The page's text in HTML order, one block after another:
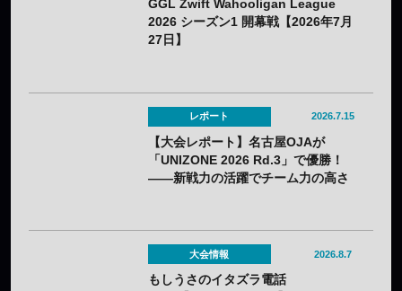
GGL Zwift Wahooligan League
2026 シーズン1 開幕戦【2026年7月
27日】
レポート 2026.7.15
【大会レポート】名古屋OJAが
「UNIZONE 2026 Rd.3」で優勝！
——新戦力の活躍でチーム力の高さ
大会情報 2026.8.7
もしうさのイタズラ電話